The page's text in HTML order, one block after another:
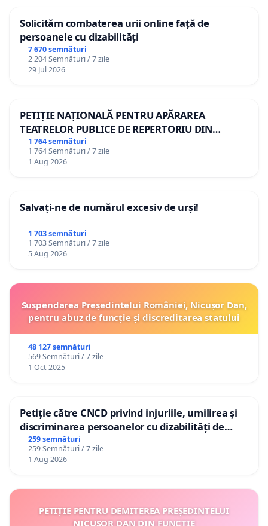
Solicităm combaterea urii online față de
persoanele cu dizabilități
7 670 semnături
2 204 Semnături / 7 zile
29 Jul 2026
PETIȚIE NAȚIONALĂ PENTRU APĂRAREA
TEATRELOR PUBLICE DE REPERTORIU DIN
ROMÂNIA
1 764 semnături
1 764 Semnături / 7 zile
1 Aug 2026
Salvați-ne de numărul excesiv de urși!
1 703 semnături
1 703 Semnături / 7 zile
5 Aug 2026
Suspendarea Președintelui României, Nicușor Dan,
pentru abuz de funcție și discreditarea statului
48 127 semnături
569 Semnături / 7 zile
1 Oct 2025
Petiție către CNCD privind injuriile, umilirea și
discriminarea persoanelor cu dizabilități de
către utilizatorul TikTok „Gorici”
259 semnături
259 Semnături / 7 zile
1 Aug 2026
PETIȚIE PENTRU DEMITEREA PREȘEDINTELUI
NICUȘOR DAN DIN FUNCȚIE